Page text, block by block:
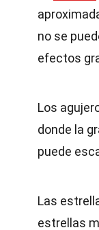
no se
efectos
Los
donde la
puede
Las
estrellas